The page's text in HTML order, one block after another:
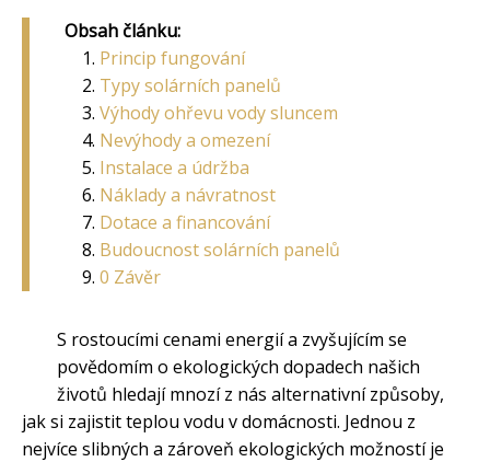
Obsah článku:
Princip fungování
Typy solárních panelů
Výhody ohřevu vody sluncem
Nevýhody a omezení
Instalace a údržba
Náklady a návratnost
Dotace a financování
Budoucnost solárních panelů
0 Závěr
S rostoucími cenami energií a zvyšujícím se
povědomím o ekologických dopadech našich
životů hledají mnozí z nás alternativní způsoby,
jak si zajistit teplou vodu v domácnosti. Jednou z
nejvíce slibných a zároveň ekologických možností je